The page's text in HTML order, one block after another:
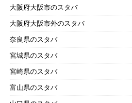
大阪府大阪市のスタバ
大阪府大阪市外のスタバ
奈良県のスタバ
宮城県のスタバ
宮崎県のスタバ
富山県のスタバ